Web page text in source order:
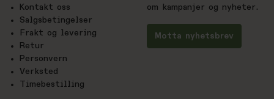
Kontakt oss
Salgsbetingelser
Frakt og levering
Retur
Personvern
Verksted
Timebestilling
om kampanjer og nyheter.
Motta nyhetsbrev